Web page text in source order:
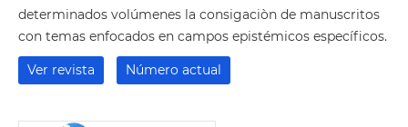
determinados volúmenes la consigaciòn de manuscritos
con temas enfocados en campos epistémicos específicos.
Ver revista Número actual